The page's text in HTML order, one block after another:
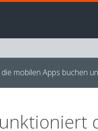
mobilen Apps buchen